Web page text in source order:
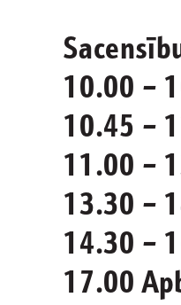
10.00 –
10.45 –
11.00 –
13.30 –
14.30 –
17.00